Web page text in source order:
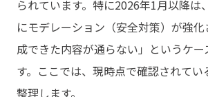
られています。特に2026年1月以降は
にモデレーション（安全対策）が強
成できた内容が通らない」というケ
す。ここでは、現時点で確認されてい
整理します。